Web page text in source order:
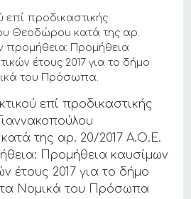
επί προδικαστικής
Θεοδώρου κατά της αρ.
προμήθεια: Προμήθεια
έτους 2017 για το δήμο
του Πρόσωπα.
επί προδικαστικής
της αρ. 20/2017 Α.Ο.Ε.
Προμήθεια καυσίμων
έτους 2017 για το δήμο
τα Νομικά του Πρόσωπα